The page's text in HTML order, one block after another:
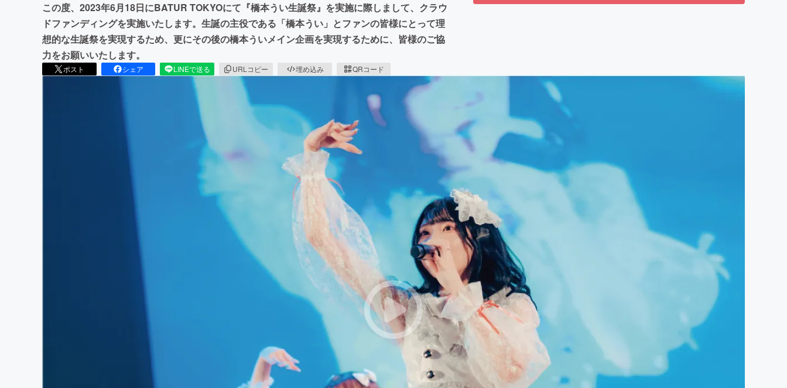
この度、2023年6月18日にBATUR TOKYOにて『橋本うい生誕祭』を実施に際しまして、クラウ
ドファンディングを実施いたします。生誕の主役である「橋本うい」とファンの皆様にとって理
想的な生誕祭を実現するため、更にその後の橋本ういメイン企画を実現するために、皆様のご協
力をお願いいたします。
ポスト シェア LINEで送る URLコピー 埋め込み QRコード